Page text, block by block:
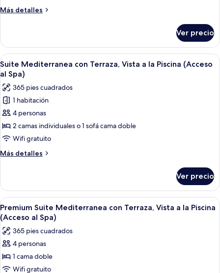
Vista
Mar
(Acceso
al
Spa)
Más detalles
Más
Suite
Mediterranea
con
Terraza,
Vista
Parcial
al
Mar
(Acceso
al
Ver precio
Abrir
todas
las
fotos
de
Suite
Mediterranea
con
Terraza,
Vista
la
Piscina
(Acceso
al
Spa)
Habitación de hotel con una cama
7
Suite Mediterranea con Terraza, Vista a la Piscina (Acceso
al Spa)
365 pies cuadrados
1 habitación
4 personas
2 camas individuales o 1 sofá cama doble
Wifi gratuito
Más detalles
Más
Mediterranea
con
Terraza,
Vista
a
la
Piscina
(Acceso
al
Spa)
Ver precio
Abrir
todas
las
fotos
de
Premium
Suite
Un dormitorio moderno con cama,
9
Premium Suite Mediterranea con Terraza, Vista a la Piscina
(Acceso al Spa)
365 pies cuadrados
4 personas
1 cama doble
Wifi gratuito